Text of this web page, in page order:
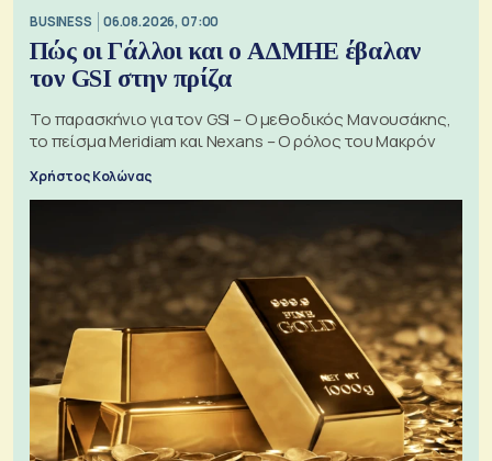
BUSINESS 06.08.2026, 07:00
Πώς οι Γάλλοι και ο ΑΔΜΗΕ έβαλαν
τον GSI στην πρίζα
Το παρασκήνιο για τον GSI – Ο μεθοδικός Μανουσάκης,
το πείσμα Meridiam και Nexans – Ο ρόλος του Μακρόν
Χρήστος Κολώνας